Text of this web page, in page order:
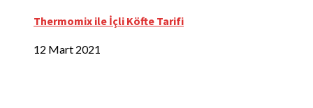
Thermomix ile İçli Köfte Tarifi
12 Mart 2021